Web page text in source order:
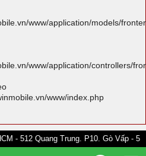
www/application/models/
www/application/controllers/
www/index.php
Trung. P10. Gò Vấp - 528A